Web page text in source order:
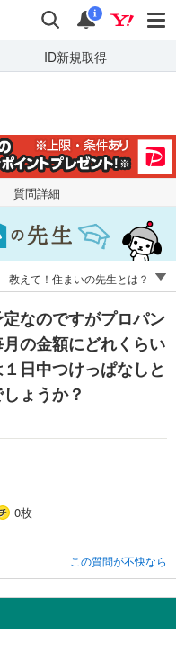
検索 通知
i
ID新規取得
キーワードで
質問を探す
質問詳細
教えて！住まいの先生とは？
なのですがプロパン
の金額にどれくらい
日中つけっぱなしと
ょうか？
0枚
この質問が不快なら